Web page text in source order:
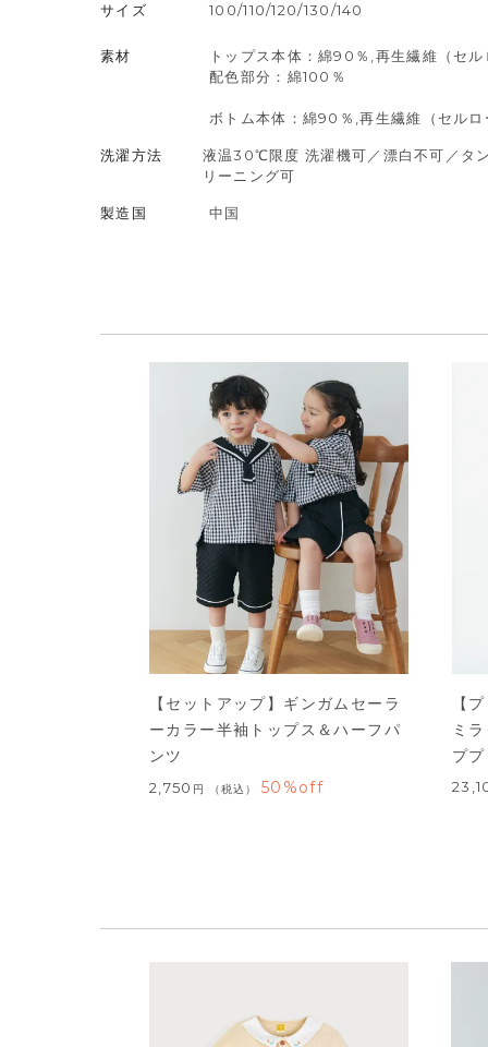
サイズ 100/110/120/130/140
素材
トップス本体：綿90％,再生繊維（セ
配色部分：綿100％
ボトム本体：綿90％,再生繊維（セル
洗濯方法
液温30℃限度 洗濯機可／漂白不可／タ
リーニング可
製造国 中国
【セットアップ】ギンガムセーラ
ーカラー半袖トップス＆ハーフパ
ンツ
2,750 税込 50%off
【
ミ
プ